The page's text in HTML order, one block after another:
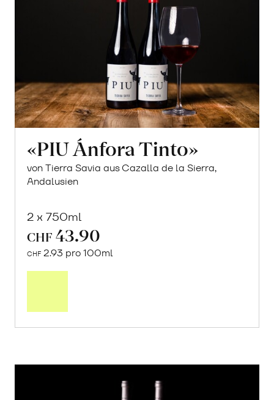
«PIU Ánfora Tinto»
von Tierra Savia aus Cazalla de la Sierra,
Andalusien
2 x 750ml
CHF 43.90
CHF 2.93 pro 100ml